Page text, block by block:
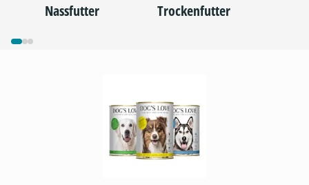
Nassfutter Trockenfutter